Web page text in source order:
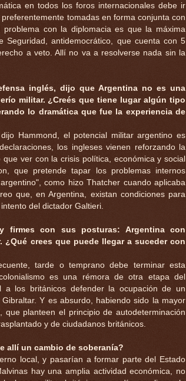
en todos los foros internacionales debe ir
tomadas en forma conjunta con
problema con la diplomacia es que la máxima
antidemocrático, que cuenta con 5
a veto. Allí no va a resolverse nada sin la
inglés, dijo que Argentina no es una
militar. ¿Creés que tiene lugar algún tipo
lo dramática que fue la experiencia de
Hammond, el potencial militar argentino es
los ingleses vienen reforzando la
ver con la crisis política, económica y social
que pretende tapar los problemas internos
como hizo Thatcher cuando aplicaba
que, en Argentina, existan condiciones para
del dictador Galtieri.
firmes con sus posturas: Argentina con
¿Qué crees que puede llegar a suceder con
tarde o temprano debe terminar esta
es una rémora de otra etapa del
a los británicos defender la ocupación de un
Y es absurdo, habiendo sido la mayor
que planteen el principio de autodeterminación
y de ciudadanos británicos.
allí un cambio de soberanía?
local, y pasarían a formar parte del Estado
hay una amplia actividad económica, no